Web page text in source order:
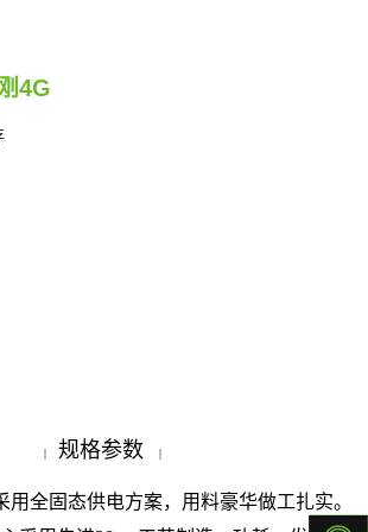
4G
| 规格参数 |
用全固态供电方案，用料豪华做工扎实。